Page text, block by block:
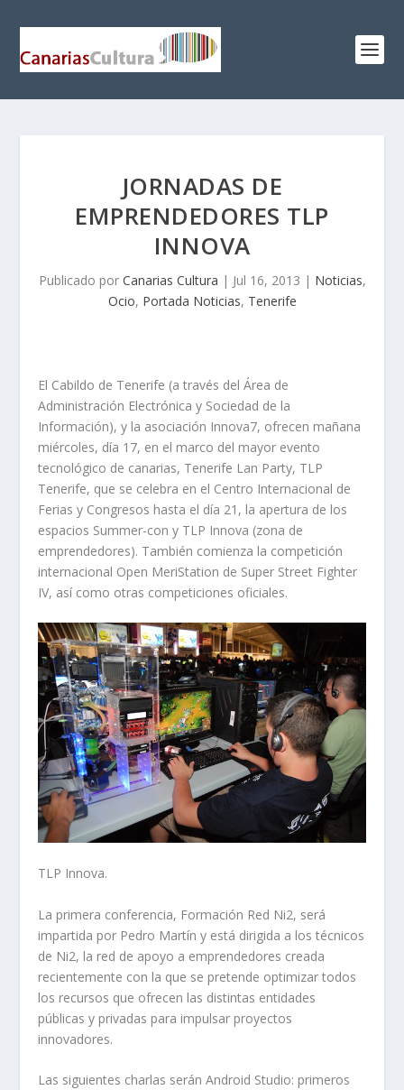
JORNADAS DE
EMPRENDEDORES TLP
INNOVA
Publicado por Canarias Cultura | Jul 16, 2013 | Noticias,
Ocio, Portada Noticias, Tenerife
El Cabildo de Tenerife (a través del Área de
Administración Electrónica y Sociedad de la
Información), y la asociación Innova7, ofrecen mañana
miércoles, día 17, en el marco del mayor evento
tecnológico de canarias, Tenerife Lan Party, TLP
Tenerife, que se celebra en el Centro Internacional de
Ferias y Congresos hasta el día 21, la apertura de los
espacios Summer-con y TLP Innova (zona de
emprendedores). También comienza la competición
internacional Open MeriStation de Super Street Fighter
IV, así como otras competiciones oficiales.
TLP Innova.
La primera conferencia, Formación Red Ni2, será
impartida por Pedro Martín y está dirigida a los técnicos
de Ni2, la red de apoyo a emprendedores creada
recientemente con la que se pretende optimizar todos
los recursos que ofrecen las distintas entidades
públicas y privadas para impulsar proyectos
innovadores.
Las siguientes charlas serán Android Studio: primeros